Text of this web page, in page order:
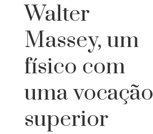
Walter
Massey, um
físico com
uma vocação
superior